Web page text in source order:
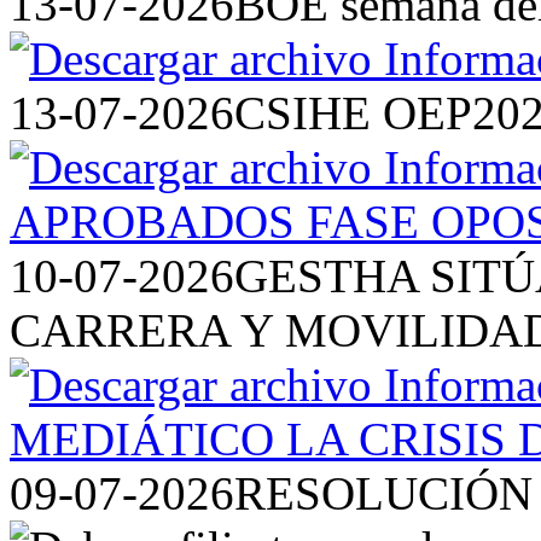
13-07-2026CSIHE
10-07-2026GESTHA
CARRERA Y
09-07-2026